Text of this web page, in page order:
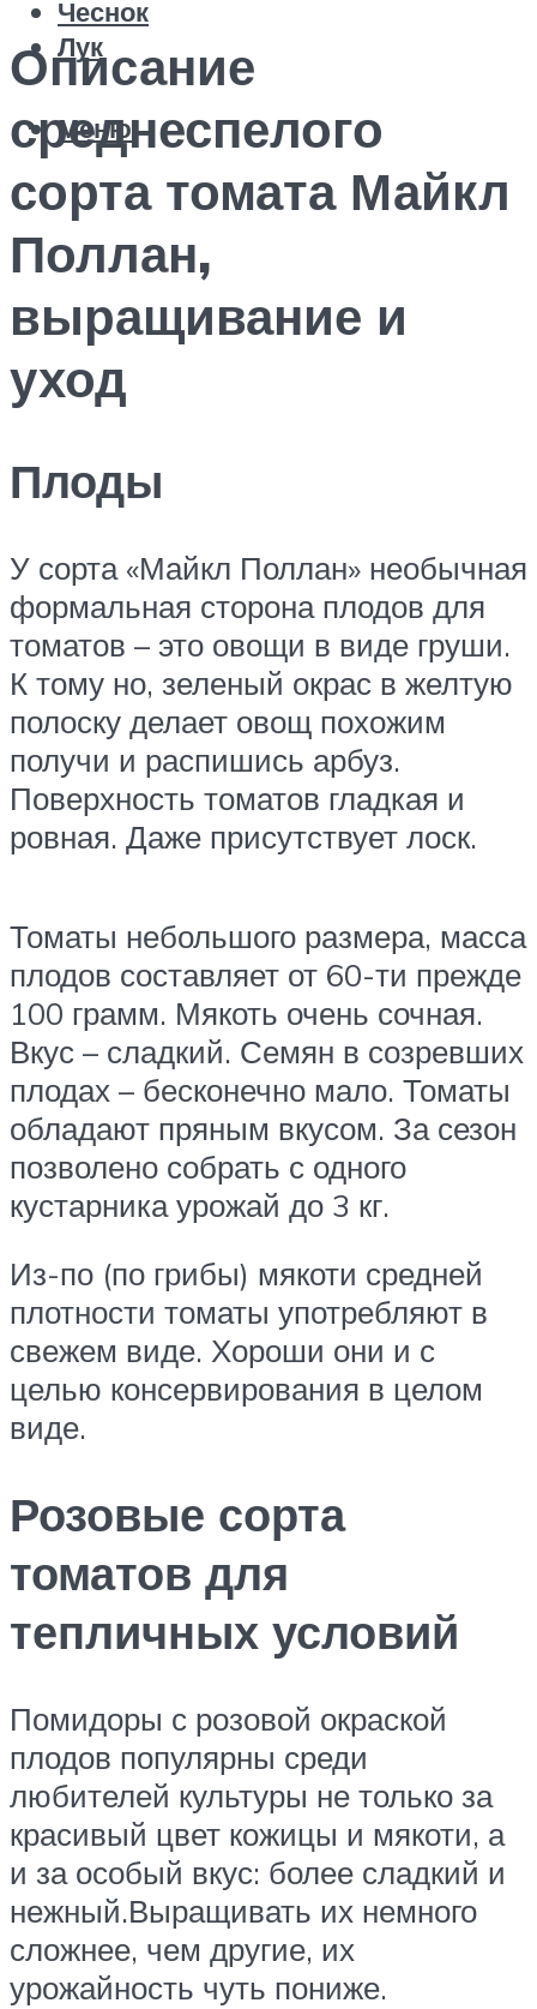
Чеснок
Лук
Меню
Описание
среднеспелого
сорта томата Майкл
Поллан,
выращивание и
уход
Плоды
У сорта «Майкл Поллан» необычная
формальная сторона плодов для
томатов – это овощи в виде груши.
К тому но, зеленый окрас в желтую
полоску делает овощ похожим
получи и распишись арбуз.
Поверхность томатов гладкая и
ровная. Даже присутствует лоск.
Томаты небольшого размера, масса
плодов составляет от 60-ти прежде
100 грамм. Мякоть очень сочная.
Вкус – сладкий. Семян в созревших
плодах – бесконечно мало. Томаты
обладают пряным вкусом. За сезон
позволено собрать с одного
кустарника урожай до 3 кг.
Из-по (по грибы) мякоти средней
плотности томаты употребляют в
свежем виде. Хороши они и с
целью консервирования в целом
виде.
Розовые сорта
томатов для
тепличных условий
Помидоры с розовой окраской
плодов популярны среди
любителей культуры не только за
красивый цвет кожицы и мякоти, а
и за особый вкус: более сладкий и
нежный.Выращивать их немного
сложнее, чем другие, их
урожайность чуть пониже.